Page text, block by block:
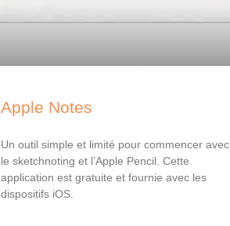
Apple Notes
Un outil simple et limité pour commencer avec
le sketchnoting et l’Apple Pencil. Cette
application est gratuite et fournie avec les
dispositifs iOS.